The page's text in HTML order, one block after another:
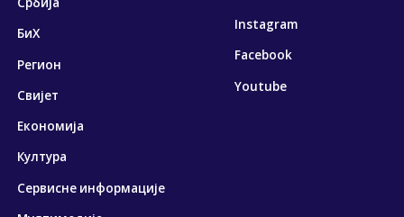
БиХ
Регион
Свијет
Економија
Култура
Сервисне информације
Instagram
Facebook
Youtube